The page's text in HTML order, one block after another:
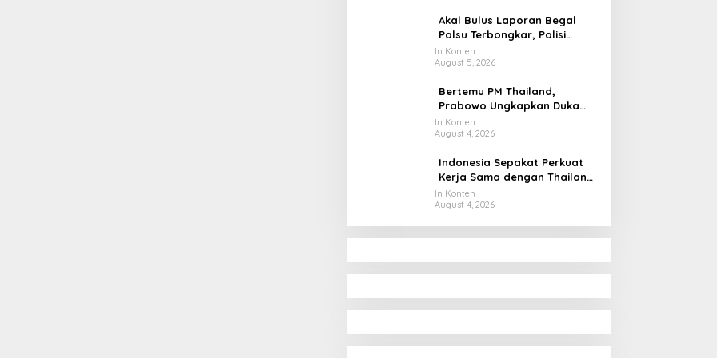
Akal Bulus Laporan Begal
Palsu Terbongkar, Polisi
Ungkap Penggelapan Uang
Perusahaan untuk Crypto
In Konten
August 5, 2026
Bertemu PM Thailand,
Prabowo Ungkapkan Duka
Cita kepada Putri dan
Selamat Ulang Tahun ke Raja
In Konten
August 4, 2026
Indonesia Sepakat Perkuat
Kerja Sama dengan Thailand,
dari Pangan hingga Ekonomi
Digital
In Konten
August 4, 2026